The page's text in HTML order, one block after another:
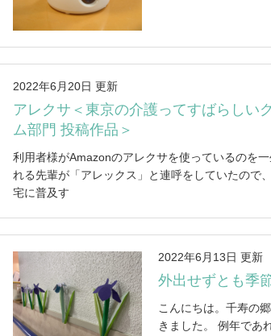
2022年6月20日 更新
アレクサ＜東京の介護ってすばらしい
ム部門 投稿作品＞
利用者様がAmazonのアレクサを使っているのを一
れる先輩が「アレックス」と連呼をしていたので
宅に普及す
2022年6月13日 更新
外出せずとも季
こんにちは。千寿の
きました。 例年であ